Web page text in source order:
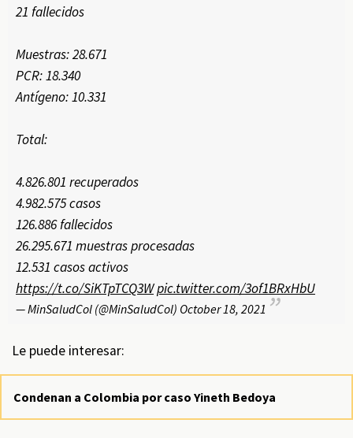
21 fallecidos
Muestras: 28.671
PCR: 18.340
Antígeno: 10.331
Total:
4.826.801 recuperados
4.982.575 casos
126.886 fallecidos
26.295.671 muestras procesadas
12.531 casos activos
https://t.co/SiKTpTCQ3Wpic.twitter.com/3of1BRxHbU
— MinSaludCol (@MinSaludCol) October 18, 2021
Le puede interesar:
Condenan a Colombia por caso Yineth Bedoya